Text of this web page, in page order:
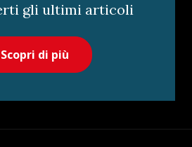
gli ultimi articoli
Scopri di più